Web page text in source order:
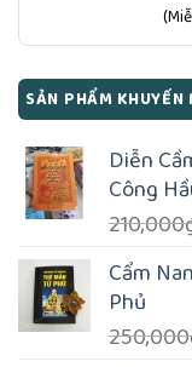
SẢN PHẨM KHUYẾN
Diễn
Công
210,000
Cẩm
Phủ
250,000